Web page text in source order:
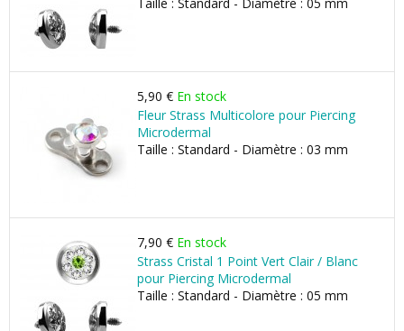
5,90 € En stock
Fleur Strass Multicolore pour Piercing
Microdermal
Taille : Standard - Diamètre : 03 mm
7,90 € En stock
Strass Cristal 1 Point Vert Clair / Blanc
pour Piercing Microdermal
Taille : Standard - Diamètre : 05 mm